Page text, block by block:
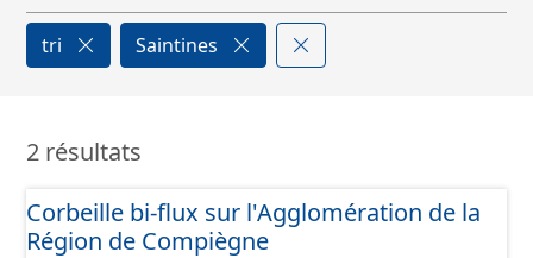
tri Saintines
2 résultats
Corbeille bi-flux sur l'Agglomération de la
Région de Compiègne